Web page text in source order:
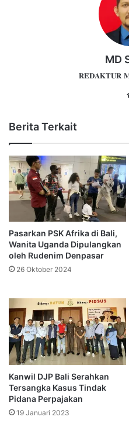
MD
𝐑𝐄𝐃𝐀𝐊𝐓𝐔𝐑
Berita Terkait
Pasarkan PSK Afrika di Bali,
Wanita Uganda Dipulangkan
oleh Rudenim Denpasar
26 Oktober 2024
Kanwil DJP Bali Serahkan
Tersangka Kasus Tindak
Pidana Perpajakan
19 Januari 2023